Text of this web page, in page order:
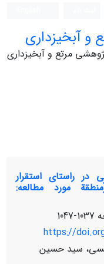
و آبخیزداری
مرتع و آبخیزداری
در راستای استقرار
مورد مطالعه:
1037-1047
https://doi.org/
سید حسین